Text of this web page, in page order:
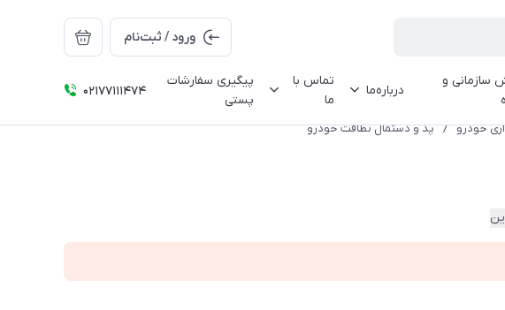
ورود / ثبت‌نام
سازمانی و
درباره‌ما
تماس با
ما
پیگیری سفارشات
پستی
02177111474
خودرو / پد و دستمال نظافت خودرو